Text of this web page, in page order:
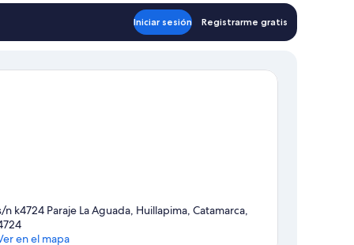
Iniciar sesión Registrarme gratis
n k4724 Paraje La Aguada, Huillapima, Catamarca,
en el mapa